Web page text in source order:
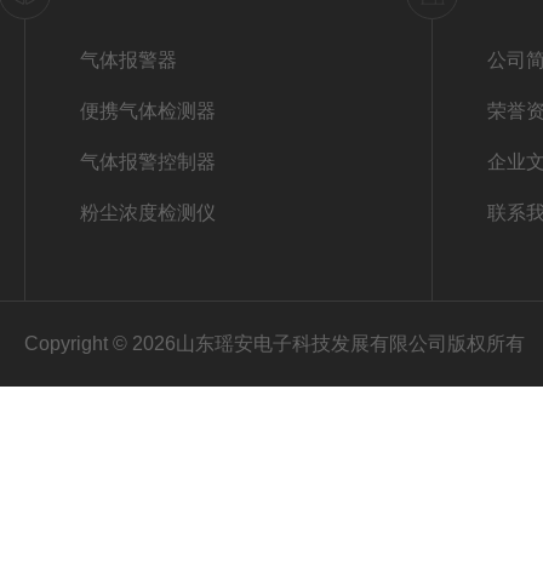
气体报警器
便携气体检测器
气体报警控制器
粉尘浓度检测仪
公司
荣誉
企业
联系
Copyright © 2026山东瑶安电子科技发展有限公司版权所有